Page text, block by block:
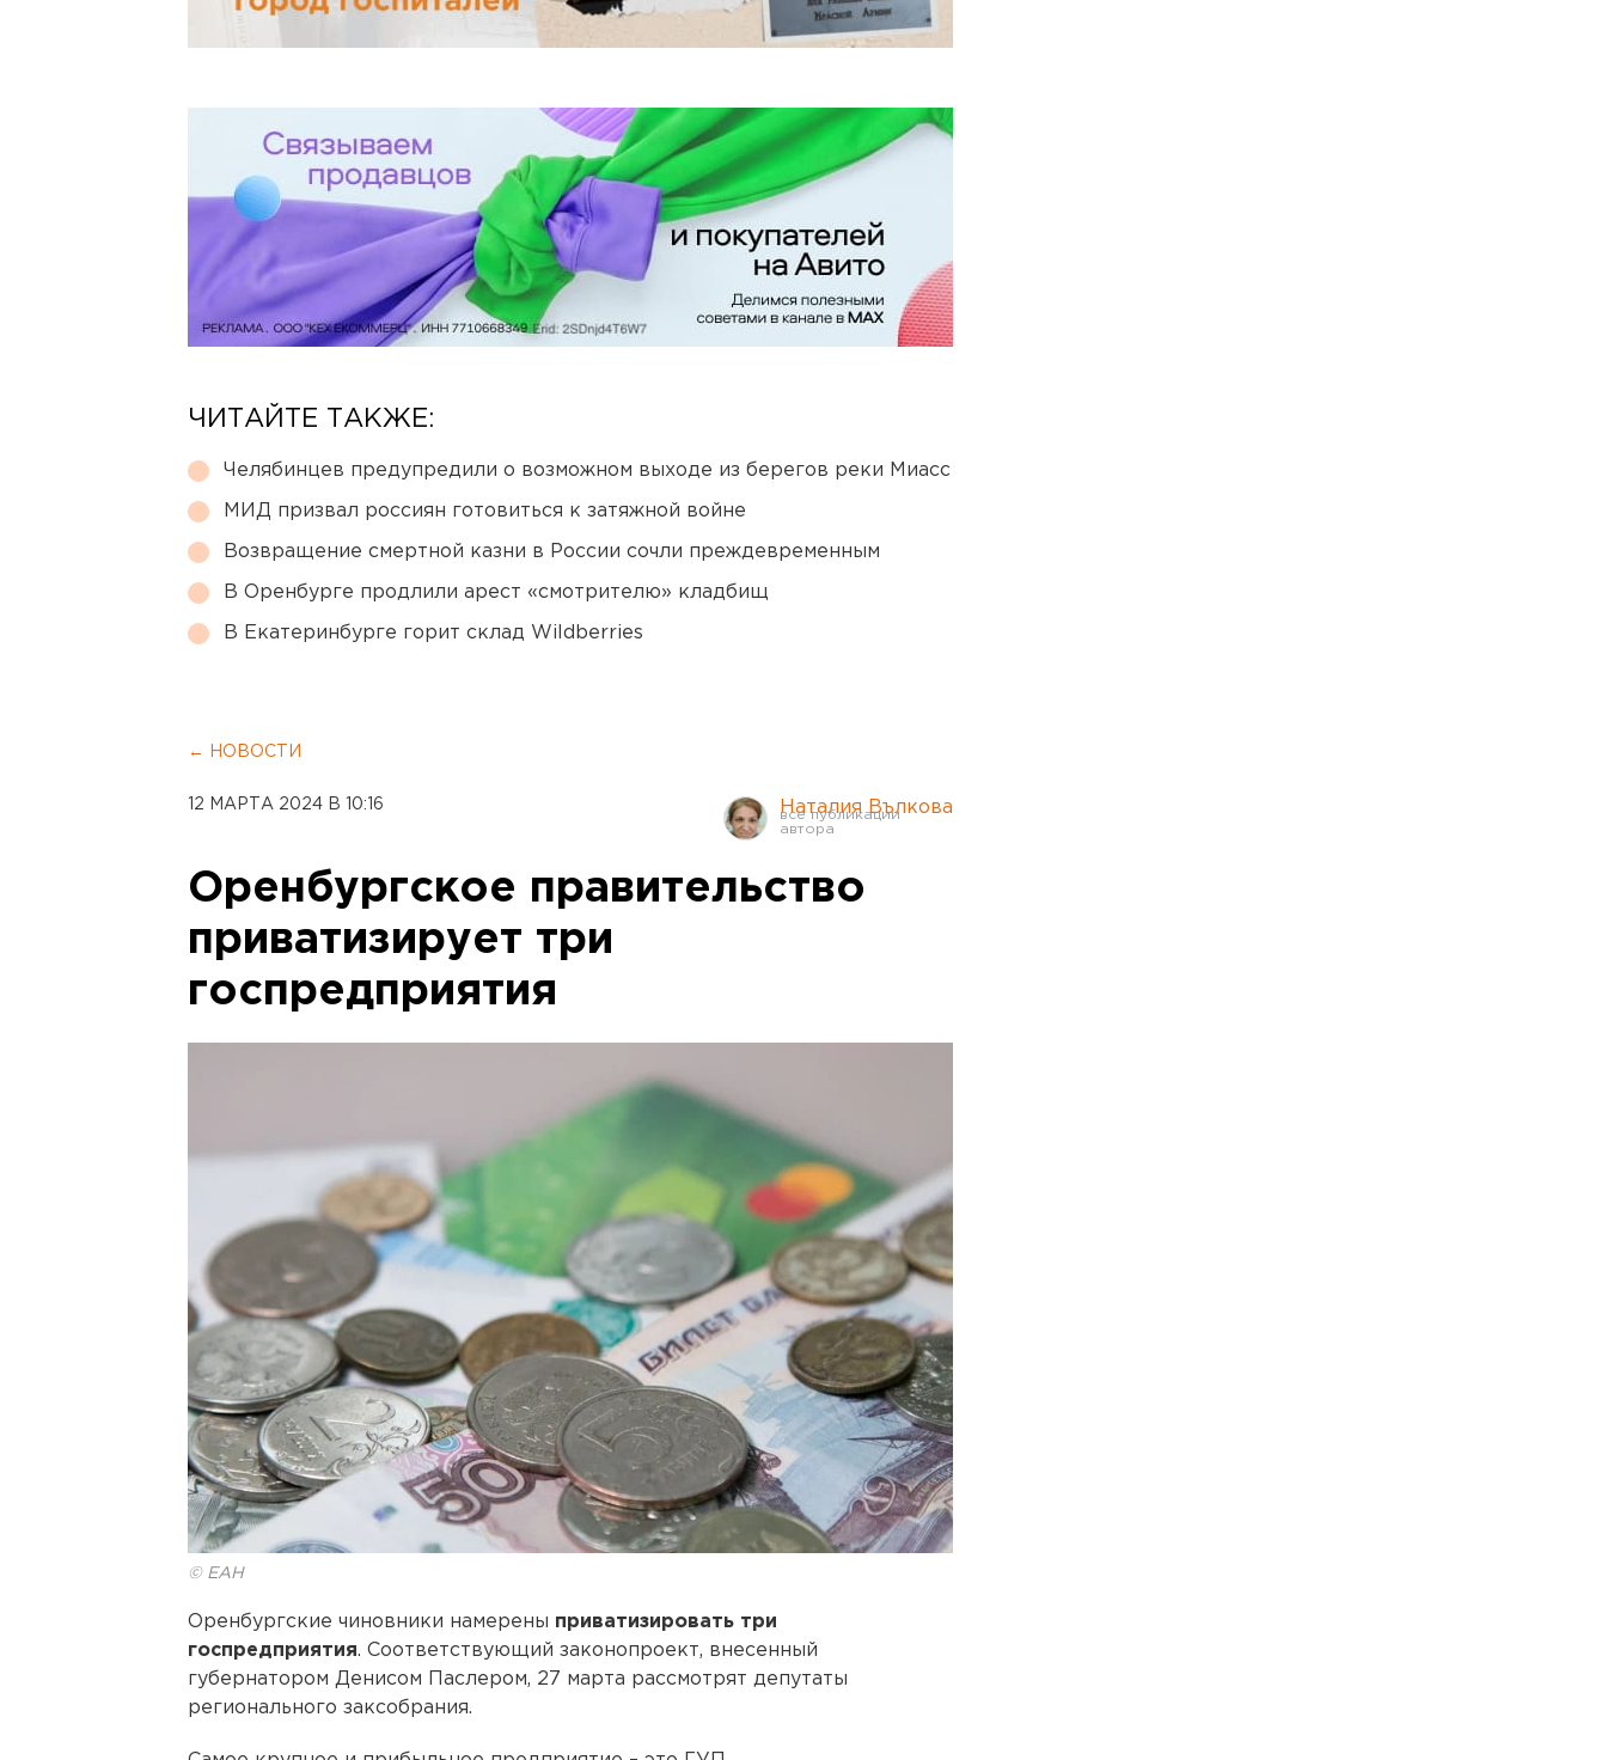
ЧИТАЙТЕ ТАКЖЕ:
Челябинцев предупредили о возможном выходе из берегов реки Миасс
МИД призвал россиян готовиться к затяжной войне
Возвращение смертной казни в России сочли преждевременным
В Оренбурге продлили арест «смотрителю» кладбищ
В Екатеринбурге горит склад Wildberries
← НОВОСТИ
12 МАРТА 2024 В 10:16 Наталия Вълкова
Оренбургское правительство
приватизирует три
госпредприятия
© ЕАН
Оренбургские чиновники намерены приватизировать три
госпредприятия. Соответствующий законопроект, внесенный
губернатором Денисом Паслером, 27 марта рассмотрят депутаты
регионального заксобрания.